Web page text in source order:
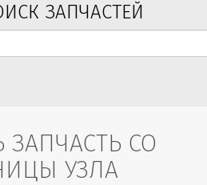
ЗАПЧАСТЕЙ
ЗАПЧАСТЬ СО
УЗЛА